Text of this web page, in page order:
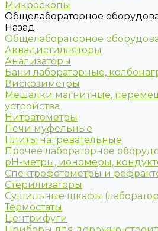
Микроскопы
Общелабораторное
Назад
Общелабораторное
Аквадистилляторы
Анализаторы
Бани лабораторные,
Вискозиметры
Мешалки магнитные,
устройства
Нитратометры
Печи муфельные
Плиты нагревательные
Прочее лабораторное
рН-метры, иономеры,
Спектрофотометры и
Стерилизаторы
Сушильные шкафы
Термостаты
Центрифуги